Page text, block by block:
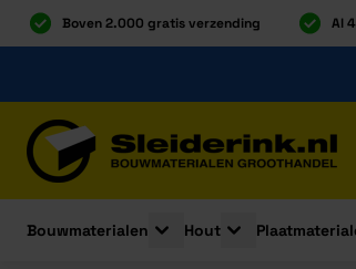
Boven 2.000 gratis verzending Al
Bouwmaterialen
Toggle submenu for
Hout
Toggle submenu